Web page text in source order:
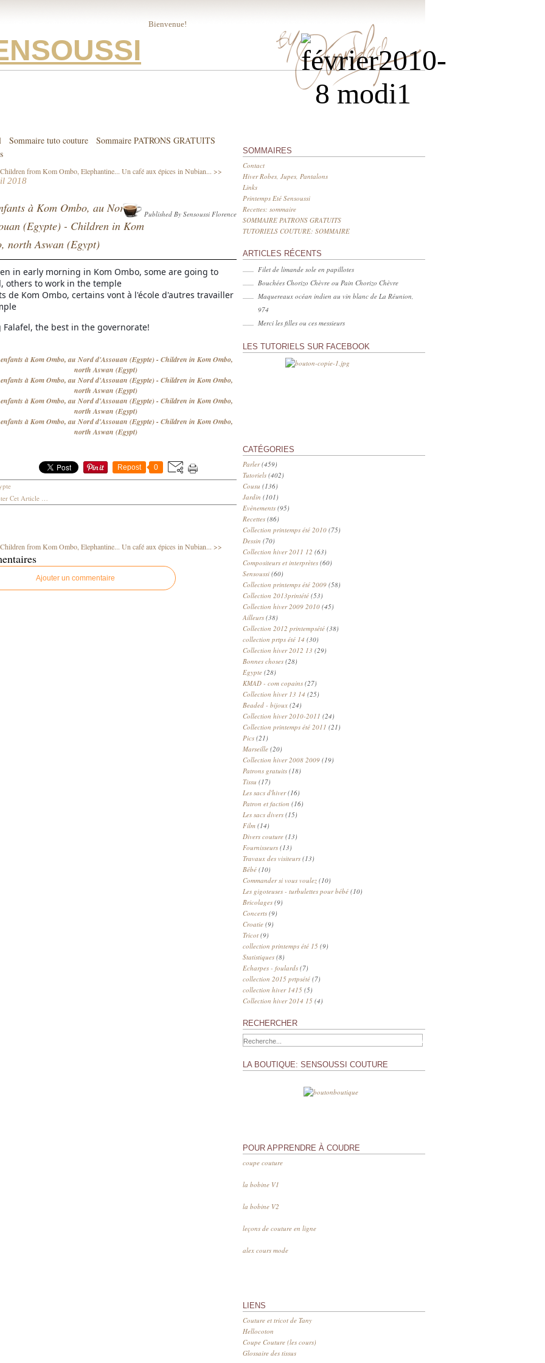
Bienvenue!
Sommaire tuto couture
Sommaire PATRONS GRATUITS
from Kom Ombo, Elephantine... Un café aux épices in Nubian... >>
2018
à Kom Ombo, au Nord
(Egypte) - Children in Kom
north Aswan (Egypt)
in early morning in Kom Ombo, some are going to
others to work in the temple
de Kom Ombo, certains vont à l'école d'autres travailler
Falafel, the best in the governorate!
Repost 0
Published By Sensoussi Florence
Cet Article …
from Kom Ombo, Elephantine... Un café aux épices in Nubian... >>
Ajouter un commentaire
SOMMAIRES
Contact
Hiver Robes, Jupes, Pantalons
Links
Printemps Eté Sensoussi
Recettes: sommaire
SOMMAIRE PATRONS GRATUITS
TUTORIELS COUTURE: SOMMAIRE
ARTICLES RÉCENTS
Filet de limande sole en papillotes
Bouchées Chorizo Chèvre ou Pain Chorizo Chèvre
Maquereaux océan indien au vin blanc de La Réunion,
974
Merci les filles ou ces messieurs
LES TUTORIELS SUR FACEBOOK
CATÉGORIES
Parler(459)
Tutoriels (402)
Cousu (136)
Jardin (101)
Evènements (95)
Recettes (86)
Collection printemps été 2010 (75)
Dessin (70)
Collection hiver 2011 12 (63)
Compositeurs et interprètes (60)
Sensoussi (60)
Collection printemps été 2009 (58)
Collection 2013printété (53)
Collection hiver 2009 2010 (45)
Ailleurs (38)
Collection 2012 printempsété (38)
collection prtps été 14 (30)
Collection hiver 2012 13 (29)
Bonnes choses (28)
Egypte (28)
KMAD - com copains (27)
Collection hiver 13 14 (25)
Beaded - bijoux (24)
Collection hiver 2010-2011 (24)
Collection printemps été 2011 (21)
Pics (21)
Marseille (20)
Collection hiver 2008 2009 (19)
Patrons gratuits (18)
Tissu (17)
Les sacs d'hiver(16)
Patron et faction (16)
Les sacs divers (15)
Film (14)
Divers couture (13)
Fournisseurs (13)
Travaux des visiteurs (13)
Bébé (10)
Commander si vous voulez (10)
Les gigoteuses - turbulettes pour bébé (10)
Bricolages (9)
Concerts (9)
Croatie (9)
Tricot (9)
collection printemps été 15 (9)
Statistiques (8)
Echarpes - foulards (7)
collection 2015 prtpsété (7)
collection hiver 1415 (5)
Collection hiver 2014 15 (4)
RECHERCHER
LA BOUTIQUE: SENSOUSSI COUTURE
POUR APPRENDRE À COUDRE
coupe couture
la bobine V1
la bobine V2
leçons de couture en ligne
alex cours mode
LIENS
Couture et tricot de Tany
Hellocoton
Coupe Couture (les cours)
Glossaire des tissus